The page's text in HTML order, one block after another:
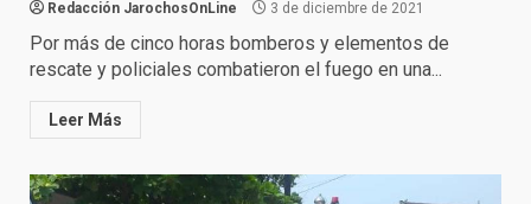
Redacción JarochosOnLine 3 de diciembre de 2021
Por más de cinco horas bomberos y elementos de
rescate y policiales combatieron el fuego en una...
Leer Más